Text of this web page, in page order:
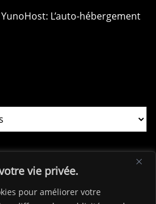
vie privée.
pour améliorer votre
YunoHost: L’auto-hébergement